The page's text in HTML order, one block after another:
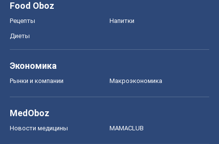
Food Oboz
Рецепты Напитки
Диеты
Экономика
Рынки и компании Mакроэкономика
MedOboz
Новости медицины MAMACLUB